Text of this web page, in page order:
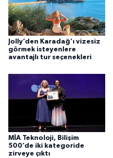
Jolly’den Karadağ’ı vizesiz
görmek isteyenlere
avantajlı tur seçenekleri
MİA Teknoloji, Bilişim
500’de iki kategoride
zirveye çıktı